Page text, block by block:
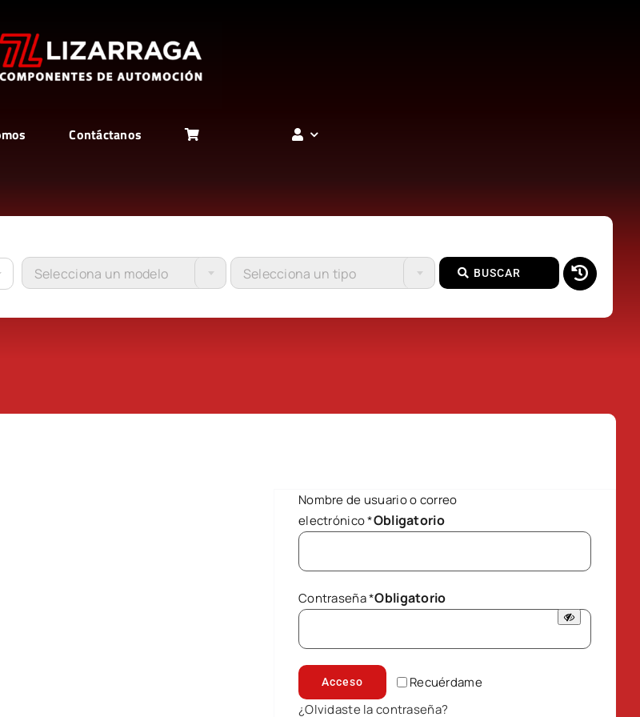
Contáctanos
Selecciona un modelo Selecciona un tipo BUSCAR
Nombre de usuario o correo
electrónico*Obligatorio
Contraseña*Obligatorio
Recuérdame
Acceso
¿Olvidaste la contraseña?